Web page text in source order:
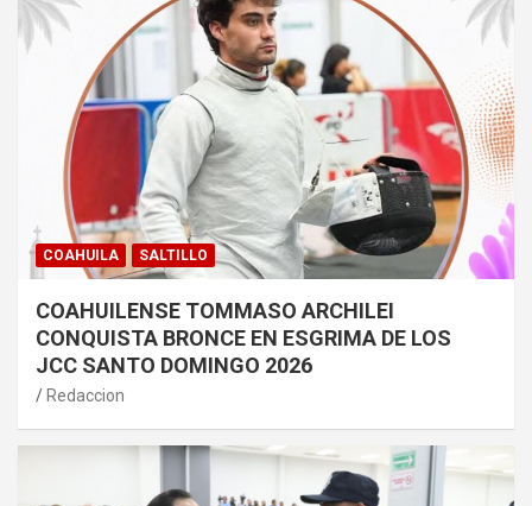
COAHUILA SALTILLO
COAHUILENSE TOMMASO ARCHILEI
CONQUISTA BRONCE EN ESGRIMA DE LOS
JCC SANTO DOMINGO 2026
Redaccion